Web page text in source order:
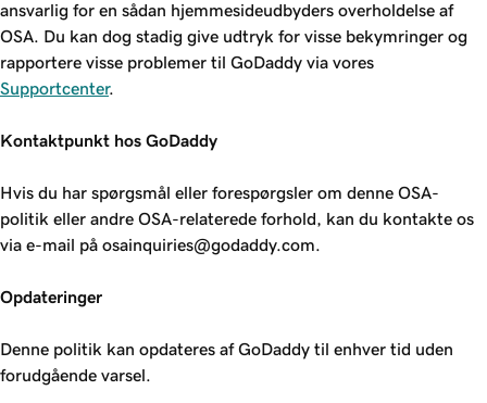
ansvarlig for en sådan hjemmesideudbyders overholdelse af
OSA. Du kan dog stadig give udtryk for visse bekymringer og
rapportere visse problemer til GoDaddy via vores
Supportcenter.
Kontaktpunkt hos GoDaddy
Hvis du har spørgsmål eller forespørgsler om denne OSA-
politik eller andre OSA-relaterede forhold, kan du kontakte os
via e-mail på osainquiries@godaddy.com.
Opdateringer
Denne politik kan opdateres af GoDaddy til enhver tid uden
forudgående varsel.